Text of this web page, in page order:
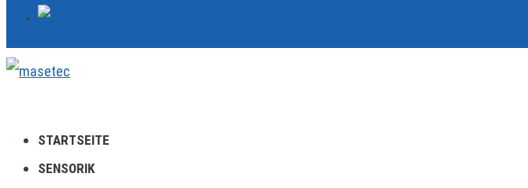
STARTSEITE
SENSORIK